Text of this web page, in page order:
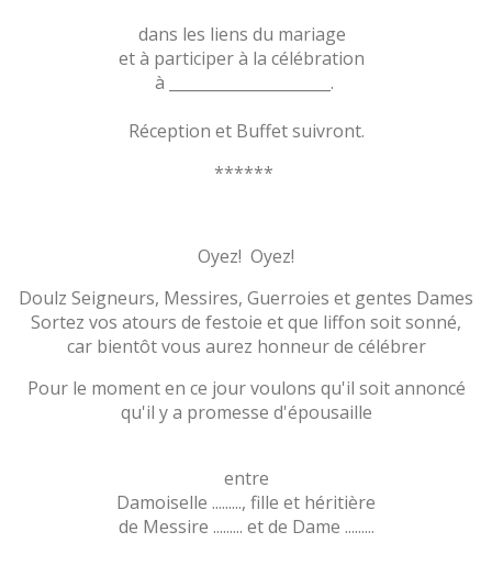
dans les liens du mariage
et à participer à la célébration
à _____________________.
Réception et Buffet suivront.
******
Oyez! Oyez!
Doulz Seigneurs, Messires, Guerroies et gentes Dames
Sortez vos atours de festoie et que liffon soit sonné,
car bientôt vous aurez honneur de célébrer
Pour le moment en ce jour voulons qu'il soit annoncé
qu'il y a promesse d'épousaille
entre
Damoiselle ........., fille et héritière
de Messire ......... et de Dame .........